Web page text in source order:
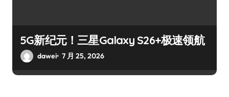
5G新纪元！三星Galaxy S26+极速领航
dawei 7 月 25, 2026